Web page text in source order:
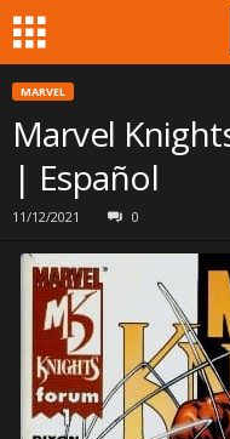
MARVEL
Marvel
| Español
11/12/2021 0